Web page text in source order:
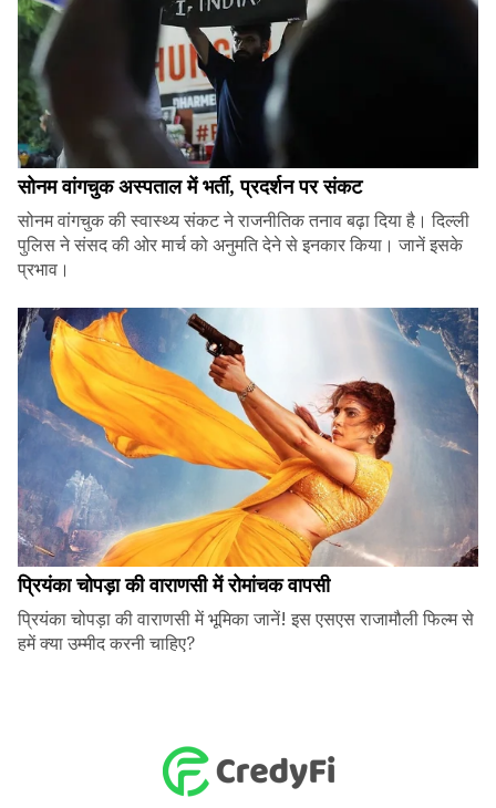
सोनम वांगचुक अस्पताल में भर्ती, प्रदर्शन पर संकट
सोनम वांगचुक की स्वास्थ्य संकट ने राजनीतिक तनाव बढ़ा दिया है। दिल्ली
पुलिस ने संसद की ओर मार्च को अनुमति देने से इनकार किया। जानें इसके
प्रभाव।
प्रियंका चोपड़ा की वाराणसी में रोमांचक वापसी
प्रियंका चोपड़ा की वाराणसी में भूमिका जानें! इस एसएस राजामौली फिल्म से
हमें क्या उम्मीद करनी चाहिए?